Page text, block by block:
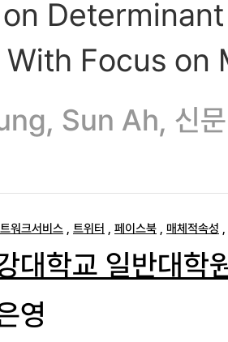
Focus
Sun Ah, 신
워크서비스 , 트위터 , 페이스북 , 매체적속성 ,
대학교 일반대학
영